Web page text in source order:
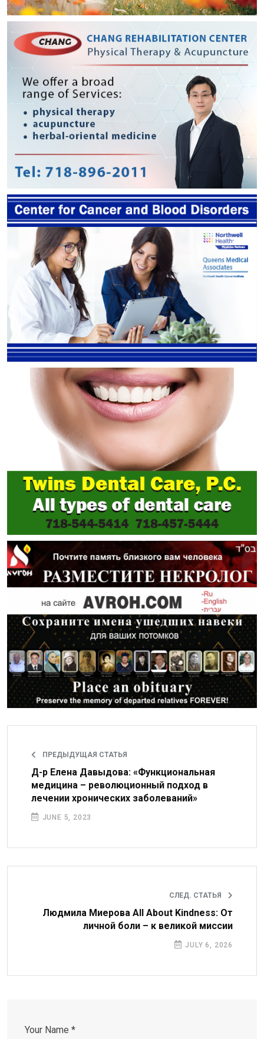
ПРЕДЫДУЩАЯ СТАТЬЯ
Д-р Елена Давыдова: «Функциональная
медицина – революционный подход в
лечении хронических заболеваний»
JUNE 5, 2023
СЛЕД. СТАТЬЯ
Людмила Миерова All About Kindness: От
личной боли – к великой миссии
JULY 6, 2026
Your Name *